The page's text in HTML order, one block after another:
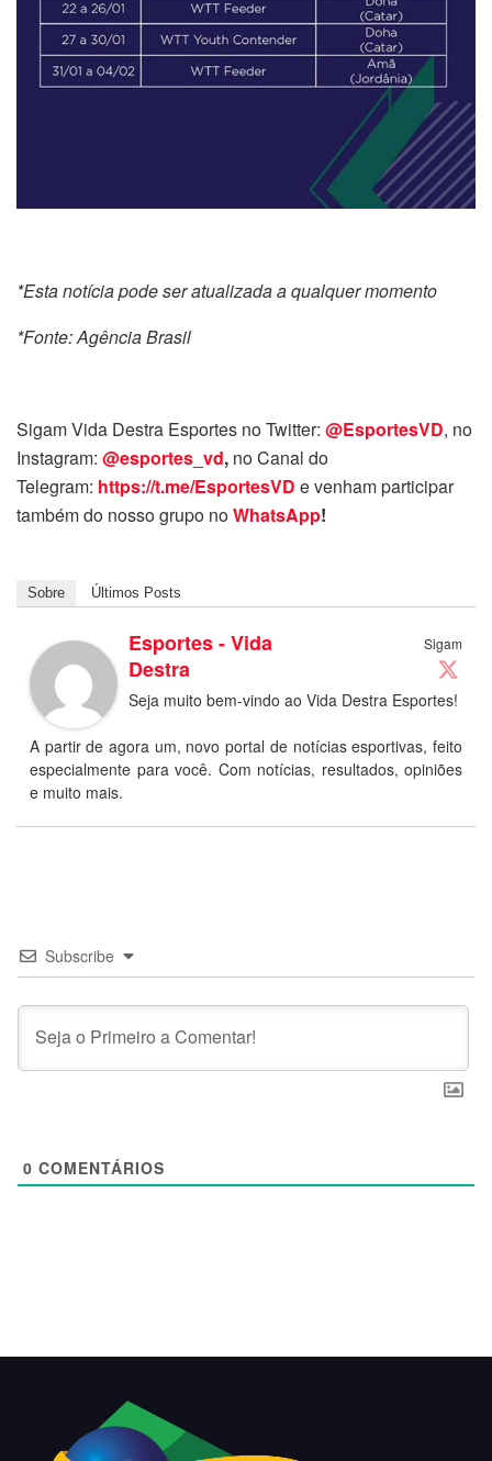
*Esta notícia pode ser atualizada a qualquer momento
*Fonte: Agência Brasil
Sigam Vida Destra Esportes no Twitter: @EsportesVD, no
Instagram: @esportes_vd, no Canal do
Telegram: https://t.me/EsportesVD e venham participar
também do nosso grupo noWhatsApp!
Sobre Últimos Posts
Sigam
Esportes - Vida
Destra
Seja muito bem-vindo ao Vida Destra Esportes!
A partir de agora um, novo portal de notícias esportivas, feito
especialmente para você. Com notícias, resultados, opiniões
e muito mais.
Subscribe
0 COMENTÁRIOS